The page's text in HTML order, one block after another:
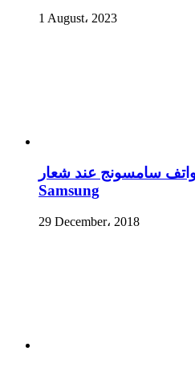
1 August، 2023
سامسونج عند شعار
Samsung
29 December، 2018